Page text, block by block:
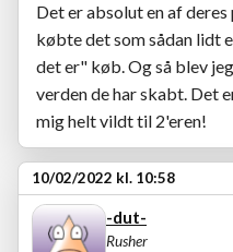
Det er absolut en af deres
købte det som sådan lidt
det er" køb. Og så blev
verden de har skabt. Det
mig helt vildt til 2'eren!
10/02/2022 kl. 10:58
-dut-
Rusher